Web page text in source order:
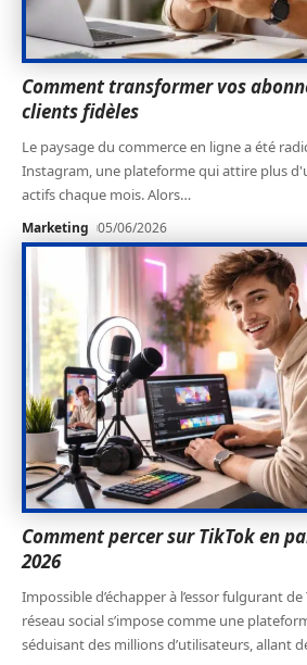
Comment transformer vos
clients fidèles
Le paysage du commerce en ligne a été
Instagram, une plateforme qui attire plus
actifs chaque mois. Alors…
Marketing 05/06/2026
Comment percer sur TikTok en
2026
Impossible d’échapper à l’essor fulgurant de
réseau social s’impose comme une
séduisant des millions d’utilisateurs, allant